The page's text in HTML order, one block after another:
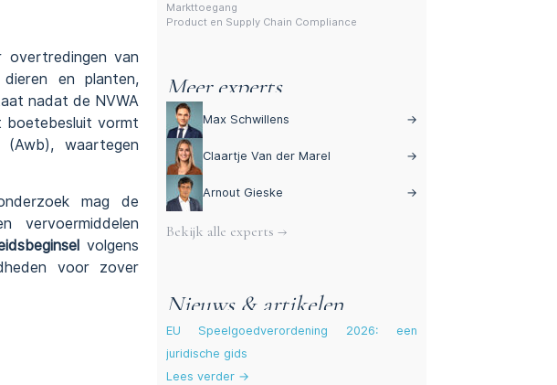
van
dieren en planten,
nadat de NVWA
boetebesluit vormt
waartegen
mag de
vervoermiddelen
volgens
voor zover
Markttoegang
Product en Supply Chain Compliance
Meer experts
Max Schwillens →
Claartje Van der Marel →
Arnout Gieske →
Bekijk alle experts →
Nieuws & artikelen
EU Speelgoedverordening 2026: een
juridische gids
Lees verder →